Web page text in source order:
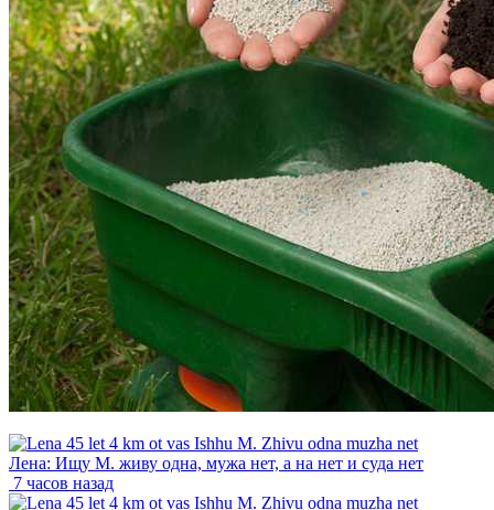
Лена: Ищу М. живу одна, мужа нет, а на нет и суда нет
7 часов назад